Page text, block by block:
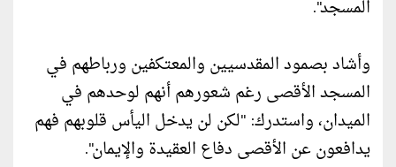
المسجد".
وأشاد بصمود المقدسيين والمعتكفين ورباطهم في
المسجد الأقصى رغم شعورهم أنهم لوحدهم في
الميدان، واستدرك: "لكن لن يدخل اليأس قلوبهم فهم
يدافعون عن الأقصى دفاع العقيدة والإيمان".